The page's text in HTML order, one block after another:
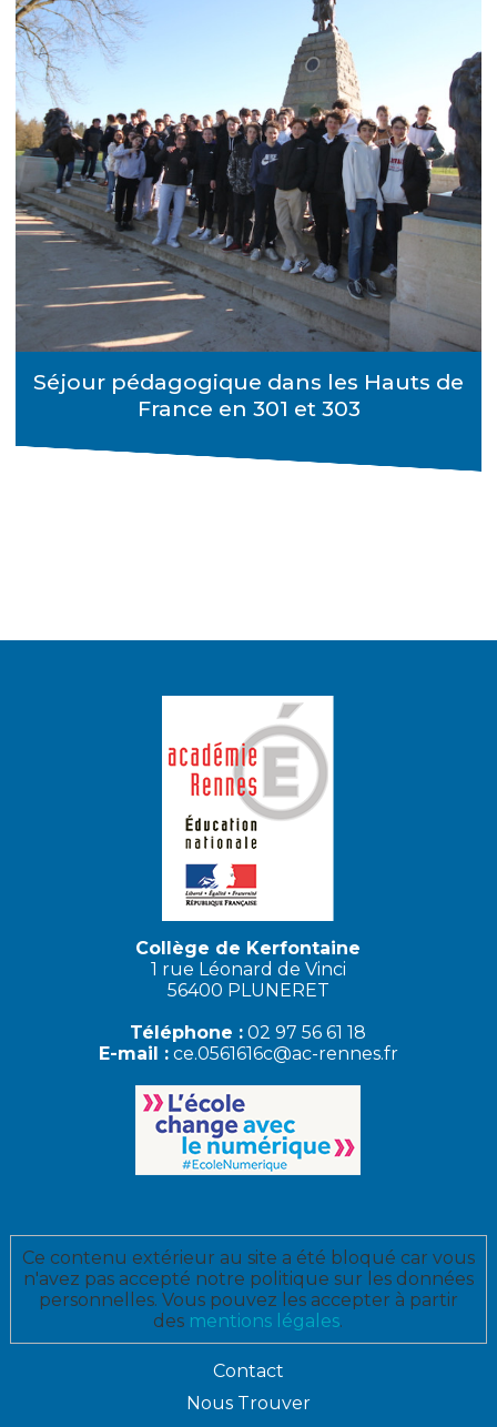
Séjour pédagogique dans les Hauts de
France en 301 et 303
Collège de Kerfontaine
1 rue Léonard de Vinci
56400 PLUNERET
Téléphone : 02 97 56 61 18
E-mail : ce.0561616c@ac-rennes.fr
Ce contenu extérieur au site a été bloqué car vous
n'avez pas accepté notre politique sur les données
personnelles. Vous pouvez les accepter à partir
des mentions légales.
Contact
Nous Trouver